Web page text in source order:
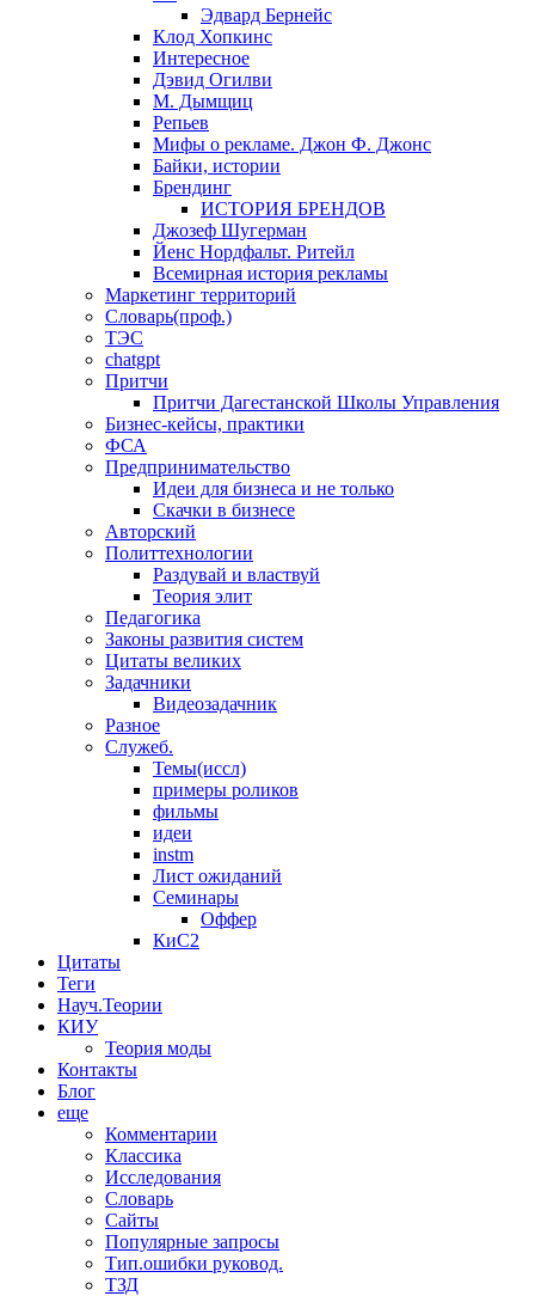
Эдвард Бернейс
Клод Хопкинс
Интересное
Дэвид Огилви
М. Дымщиц
Репьев
Мифы о рекламе. Джон Ф. Джонс
Байки, истории
Брендинг
ИСТОРИЯ БРЕНДОВ
Джозеф Шугерман
​Йенс Нордфальт. Ритейл
Всемирная история рекламы
Маркетинг территорий
Словарь(проф.)
ТЭС
chatgpt
Притчи
Притчи Дагестанской Школы Управления
Бизнес-кейсы, практики
ФСА
Предпринимательство
Идеи для бизнеса и не только
Скачки в бизнесе
Авторский
Политтехнологии
Раздувай и властвуй
Теория элит
​Педагогика
Законы развития систем
Цитаты великих
Задачники
Видеозадачник
Разное
Служеб.
Темы(иссл)
примеры роликов
фильмы
идеи
instm
Лист ожиданий
Семинары
Оффер
КиС2
Цитаты
Теги
Науч.Теории
КИУ
Теория моды
Контакты
Блог
еще
Комментарии
Классика
Исследования
Словарь
Сайты
Популярные запросы
Тип.ошибки руковод.
ТЗД